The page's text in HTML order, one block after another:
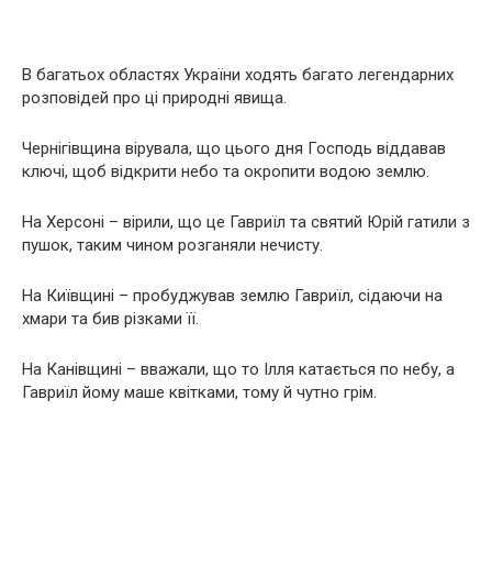
В багатьох областях України ходять багато легендарних
розповідей про ці природні явища.
Чернігівщина вірувала, що цього дня Господь віддавав
ключі, щоб відкрити небо та окропити водою землю.
На Херсоні – вірили, що це Гавриїл та святий Юрій гатили з
пушок, таким чином розганяли нечисту.
На Київщині – пробуджував землю Гавриїл, сідаючи на
хмари та бив різками її.
На Канівщині – вважали, що то Ілля катається по небу, а
Гавриїл йому маше квітками, тому й чутно грім.